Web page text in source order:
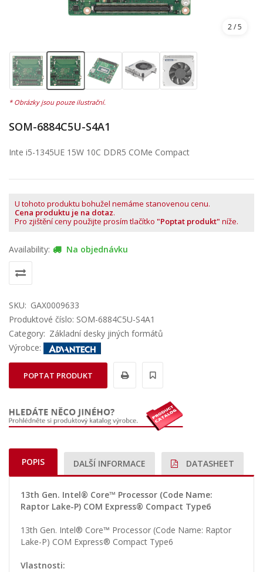
2/ 5
SOM-6884C5U-S4A1
Inte i5-1345UE 15W 10C DDR5 COMe Compact
U tohoto produktu bohužel nemáme stanovenou cenu.
Cena produktu je na dotaz.
Pro zjištění ceny použijte prosím tlačítko "Poptat produkt" níže.
Availability: Na objednávku
SKU: GAX0009633
Produktové číslo: SOM-6884C5U-S4A1
Category: Základní desky jiných formátů
Výrobce:
POPTAT PRODUKT
POPIS DALŠÍ INFORMACE DATASHEET
13th Gen. Intel® Core™ Processor (Code Name:
Raptor Lake-P) COM Express® Compact Type6
13th Gen. Intel® Core™ Processor (Code Name: Raptor
Lake-P) COM Express® Compact Type6
Vlastnosti: